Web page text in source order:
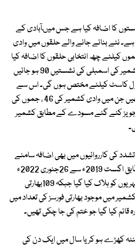
کا اضافہ کیا ہے جس میںآبادی کے
نئے بنائے جانے والے حلقوں میں وادی
کیلئے چھ انتخابی حلقوں کا اضافہ کیا
گیا ہے۔ اس طرح بھارتی مقبوضہ جموں کشمیر کی اسمبلی کی نشستیں 90 ہو جائیں
سے 9 شیڈول ٹرائب اور 7شیڈول کاسٹ کیلئے مختص ہوں گی۔ اس سے
قبل ریاستی اسمبلی کی کل 87 نشستیں تھیں جن میں وادی کشمیر کی 46 ، جموں کی
لیکن اب تجویز کئے گئے مسودے کے مطابق کشمیر
کی کارروائیوں میں بھی اضافہ سامنے
آیا ہے۔ ہندوستان کے اعداد و شمار کے مطابق اگست 2019ء سے 26جنوری 2022ء
تک 439 عسکریت پسندوں اور 98 عام شہریوں کو ہلاک کیا گیا جبکہ 109بھارتی
میں موجود بھارتی فورسز کی تعداد میں
قائم کیا گیا جو ختم کی جا چکی تھیں۔
کھڑے ہو کر یا سال میں ایک دن کی